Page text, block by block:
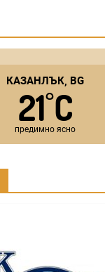
КАЗАНЛЪК, BG
21°C
предимно ясно